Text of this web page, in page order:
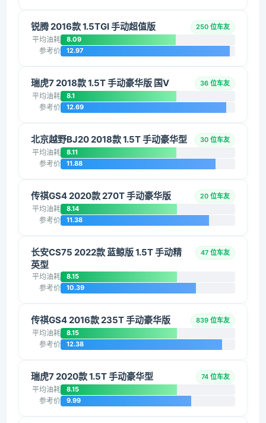
锐腾 2016款 1.5TGI 手动超值版 250 位车友
平均油耗 8.09
参考价 12.97
瑞虎7 2018款 1.5T 手动豪华版 国V 36 位车友
平均油耗 8.1
参考价 12.69
北京越野BJ20 2018款 1.5T 手动豪华型 30 位车友
平均油耗 8.11
参考价 11.88
传祺GS4 2020款 270T 手动豪华版 20 位车友
平均油耗 8.14
参考价 11.38
长安CS75 2022款 蓝鲸版 1.5T 手动精
英型
47 位车友
平均油耗 8.15
参考价 10.39
传祺GS4 2016款 235T 手动豪华版 839 位车友
平均油耗 8.15
参考价 12.38
瑞虎7 2020款 1.5T 手动豪华型 74 位车友
平均油耗 8.15
参考价 9.99